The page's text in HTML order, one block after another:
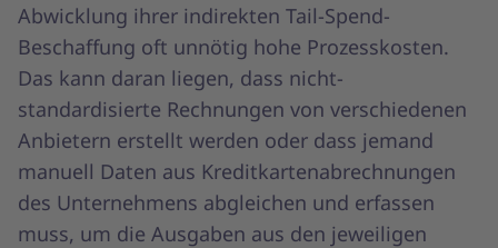
Abwicklung ihrer indirekten Tail-Spend-
Beschaffung oft unnötig hohe Prozesskosten.
Das kann daran liegen, dass nicht-
standardisierte Rechnungen von verschiedenen
Anbietern erstellt werden oder dass jemand
manuell Daten aus Kreditkartenabrechnungen
des Unternehmens abgleichen und erfassen
muss, um die Ausgaben aus den jeweiligen